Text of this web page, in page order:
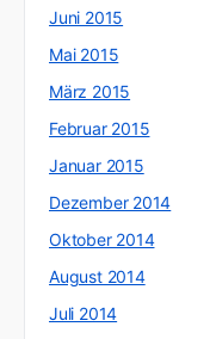
Juni 2015
Mai 2015
März 2015
Februar 2015
Januar 2015
Dezember 2014
Oktober 2014
August 2014
Juli 2014